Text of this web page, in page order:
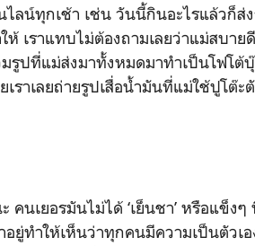
ลน์ทุกเช้า เช่น วันนี้กินอะไรแล้วก็ส่
เราแทบไม่ต้องถามเลยว่าแม่สบาย
รูปที่แม่ส่งมาทั้งหมดมาทำเป็นโฟโต้
าเลยถ่ายรูปเสื่อน้ำมันที่แม่ใช้ปูโต๊ะ
คนเยอรมันไม่ได้ ‘เย็นชา’ หรือแข็งๆ
ทำให้เห็นว่าทุกคนมีความเป็นตัวเอ